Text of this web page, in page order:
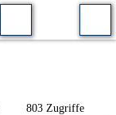
803 Zugriffe